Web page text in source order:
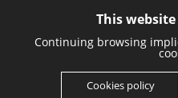
Bank of
This
Continuing browsing
Cookies policy